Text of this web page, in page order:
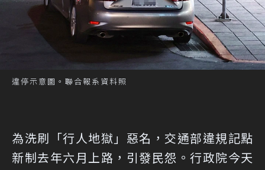
違停示意圖。聯合報系資料照
為洗刷「行人地獄」惡名，交通部違規記點
新制去年六月上路，引發民怨。行政院今天